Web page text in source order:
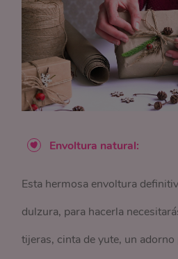
Envoltura natural:
Esta hermosa envoltura
dulzura, para hacerla
tijeras, cinta de yute, un